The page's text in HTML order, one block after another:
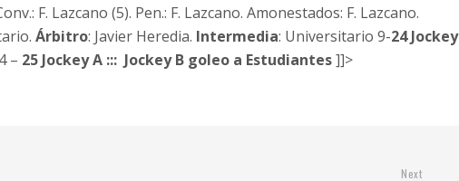
F. Lazcano (5). Pen.: F. Lazcano. Amonestados: F. Lazcano.
Árbitro: Javier Heredia. Intermedia: Universitario 9-24 Jockey
– 25 Jockey A ::: Jockey B goleo a Estudiantes]]>
Next